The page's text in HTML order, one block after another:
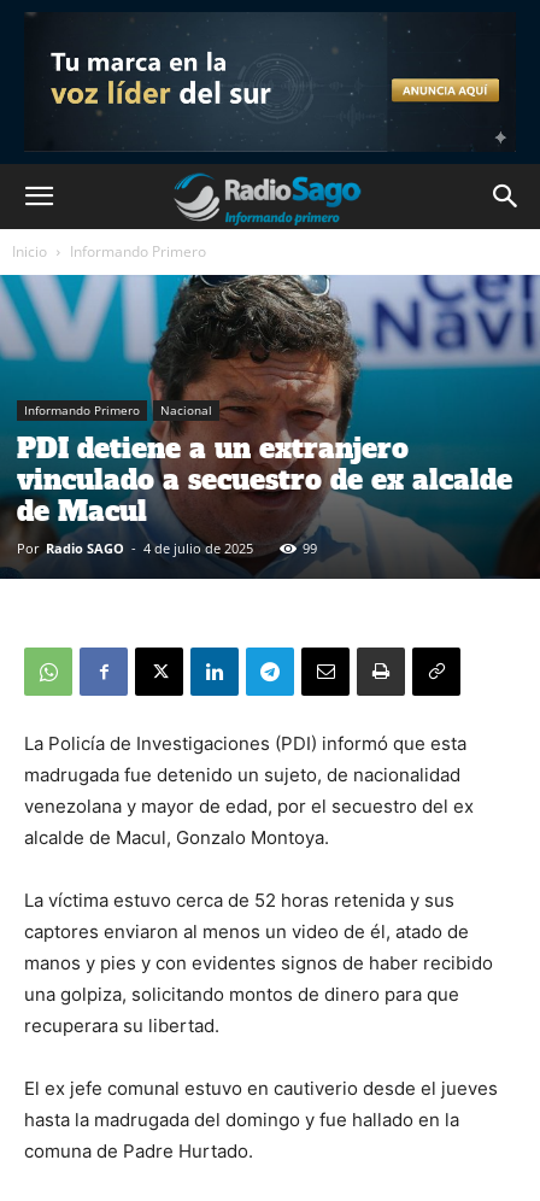
Inicio Informando Primero
Informando Primero Nacional
PDI detiene a un extranjero
vinculado a secuestro de ex alcalde
de Macul
Por Radio SAGO - 4 de julio de 2025 99
La Policía de Investigaciones (PDI) informó que esta
madrugada fue detenido un sujeto, de nacionalidad
venezolana y mayor de edad, por el secuestro del ex
alcalde de Macul, Gonzalo Montoya.
La víctima estuvo cerca de 52 horas retenida y sus
captores enviaron al menos un video de él, atado de
manos y pies y con evidentes signos de haber recibido
una golpiza, solicitando montos de dinero para que
recuperara su libertad.
El ex jefe comunal estuvo en cautiverio desde el jueves
hasta la madrugada del domingo y fue hallado en la
comuna de Padre Hurtado.